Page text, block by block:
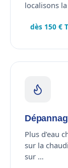
localisons
dès 150 €
Plus d’eau
sur la
sur …